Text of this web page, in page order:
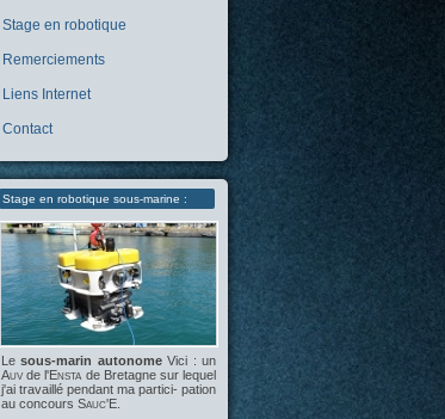
Stage en robotique
Remerciements
Liens Internet
Contact
Stage en robotique sous-marine :
Lesous-marin autonomeVici : un
Auv de l'Ensta de Bretagne sur lequel
j'ai travaillé pendant ma partici- pation
au concours Sauc'E